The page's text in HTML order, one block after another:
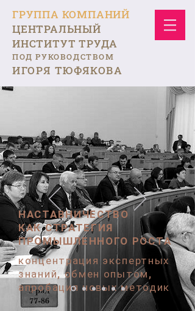
ГРУППА КОМПАНИЙ
ЦЕНТРАЛЬНЫЙ
ИНСТИТУТ ТРУДА
ПОД РУКОВОДСТВОМ
ИГОРЯ ТЮФЯКОВА
НАСТАВНИЧЕСТВО
КАК СТРАТЕГИЯ
ПРОМЫШЛЕННОГО РОСТА
концентрация экспертных
знаний, обмен опытом,
апробация новых методик